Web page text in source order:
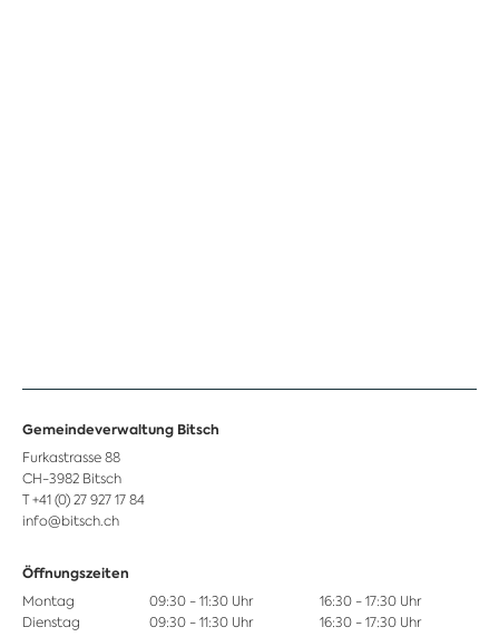
Gemeindeverwaltung Bitsch
Furkastrasse 88
CH-3982 Bitsch
T +41 (0) 27 927 17 84
info@bitsch.ch
Öffnungszeiten
Montag 09:30 - 11:30 Uhr
16:30 - 17:30 Uhr
Dienstag
09:30 - 11:30 Uhr
16:30 - 17:30 Uhr